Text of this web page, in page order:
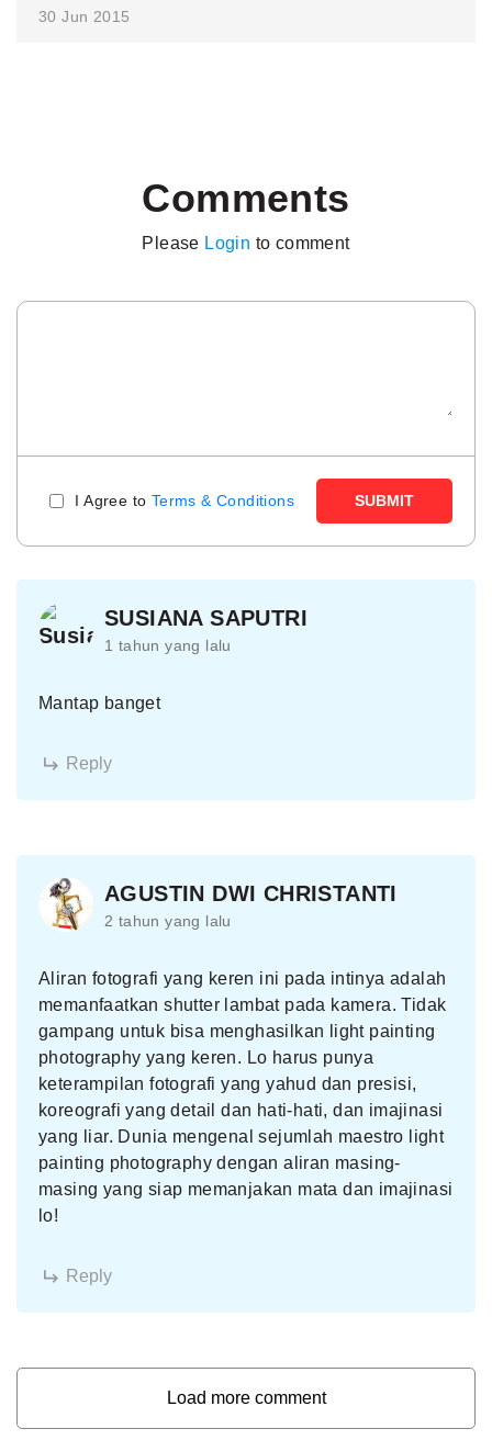
30 Jun 2015
Comments
Please Login to comment
I Agree to Terms & Conditions SUBMIT
SUSIANA SAPUTRI
1 tahun yang lalu
Mantap banget
Reply
AGUSTIN DWI CHRISTANTI
2 tahun yang lalu
Aliran fotografi yang keren ini pada intinya adalah
memanfaatkan shutter lambat pada kamera. Tidak
gampang untuk bisa menghasilkan light painting
photography yang keren. Lo harus punya
keterampilan fotografi yang yahud dan presisi,
koreografi yang detail dan hati-hati, dan imajinasi
yang liar. Dunia mengenal sejumlah maestro light
painting photography dengan aliran masing-
masing yang siap memanjakan mata dan imajinasi
lo!
Reply
Load more comment